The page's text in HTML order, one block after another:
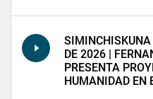
DE 2026 |
PRESENTA
HUMANIDAD EN